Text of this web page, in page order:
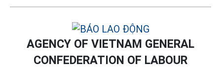
AGENCY OF VIETNAM GENERAL
CONFEDERATION OF LABOUR